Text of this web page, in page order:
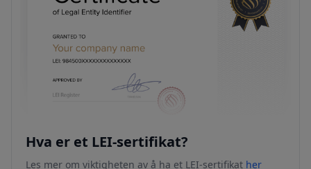
Hva er et LEI-sertifikat?
Les mer om viktigheten av å ha et LEI-sertifikat her